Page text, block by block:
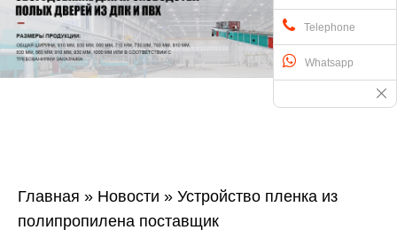
Главная » Новости » Устройство пленка из
полипропилена поставщик
Telephone
Whatsapp